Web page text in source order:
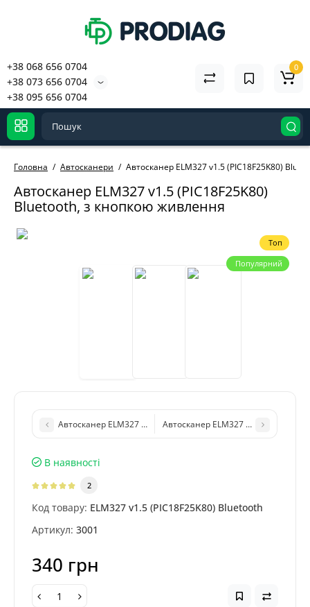
+38 068 656 0704
+38 073 656 0704
+38 095 656 0704
0
Головна Автосканери Автосканер ELM327 v1.5 (PIC18F25K80)
Автосканер ELM327 v1.5 (PIC18F25K80)
Bluetooth, з кнопкою живлення
Топ
Популярний
Автосканер ELM327 v1.5 mini (PIC18F25K80) Wi-Fi (OS Android,
Автосканер ELM327 v1.5 (USB, чіп
В наявності
2
Код товару: ELM327 v1.5 (PIC18F25K80) Bluetooth
Артикул: 3001
340 грн